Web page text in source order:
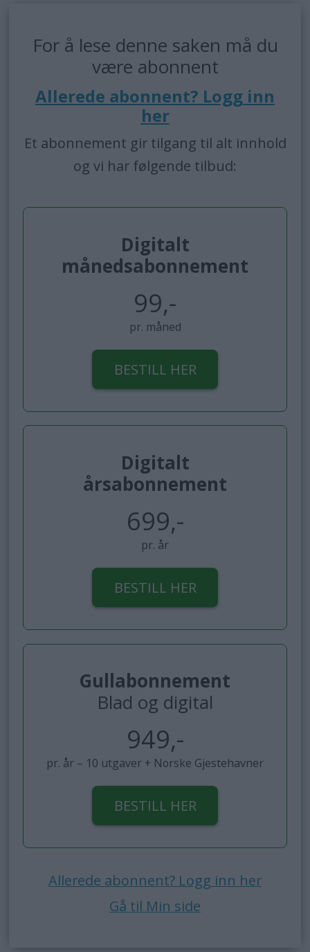
For å lese denne saken må du
være abonnent
Allerede abonnent? Logg inn
her
Et abonnement gir tilgang til alt innhold
og vi har følgende tilbud:
Digitalt
månedsabonnement
99,-
pr. måned
BESTILL HER
Digitalt
årsabonnement
699,-
pr. år
BESTILL HER
Gullabonnement
Blad og digital
949,-
pr. år – 10 utgaver + Norske Gjestehavner
BESTILL HER
Allerede abonnent? Logg inn her
Gå til Min side